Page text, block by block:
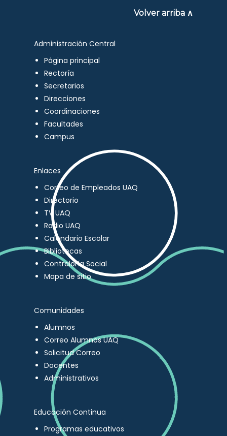
Volver arriba ∧
Administración Central
Página principal
Rectoría
Secretarios
Direcciones
Coordinaciones
Facultades
Campus
Enlaces
Correo de Empleados UAQ
Directorio
TV UAQ
Radio UAQ
Calendario Escolar
Bibliotecas
Contraloría Social
Mapa de sitio
Comunidades
Alumnos
Correo Alumnos UAQ
Solicitud Correo
Docentes
Administrativos
Educación Continua
Programas educativos